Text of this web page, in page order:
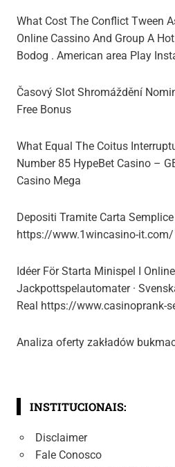
What Cost The Conflict Tween
Online Cassino And Group A
Bodog . American area Play
Časový Slot Shromáždění
Free Bonus
What Equal The Coitus
Number 85 HypeBet Casino –
Casino Mega
Depositi Tramite Carta Semplice
https://www.1wincasino-
Idéer För Starta Minispel I Online
Jackpottspelautomater ·
Real https://www.casinoprank-
Analiza oferty zakładów
INSTITUCIONAIS:
Disclaimer
Fale Conosco